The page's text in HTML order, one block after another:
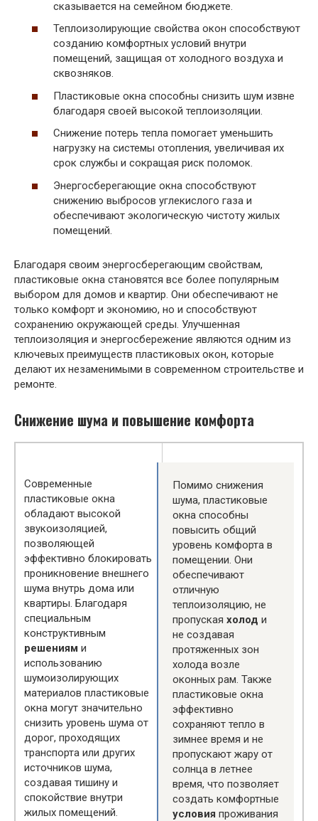
сказывается на семейном бюджете.
Теплоизолирующие свойства окон способствуют
созданию комфортных условий внутри
помещений, защищая от холодного воздуха и
сквозняков.
Пластиковые окна способны снизить шум извне
благодаря своей высокой теплоизоляции.
Снижение потерь тепла помогает уменьшить
нагрузку на системы отопления, увеличивая их
срок службы и сокращая риск поломок.
Энергосберегающие окна способствуют
снижению выбросов углекислого газа и
обеспечивают экологическую чистоту жилых
помещений.
Благодаря своим энергосберегающим свойствам,
пластиковые окна становятся все более популярным
выбором для домов и квартир. Они обеспечивают не
только комфорт и экономию, но и способствуют
сохранению окружающей среды. Улучшенная
теплоизоляция и энергосбережение являются одним из
ключевых преимуществ пластиковых окон, которые
делают их незаменимыми в современном строительстве и
ремонте.
Снижение шума и повышение комфорта
Современные
пластиковые окна
обладают высокой
звукоизоляцией,
позволяющей
эффективно блокировать
проникновение внешнего
шума внутрь дома или
квартиры. Благодаря
специальным
конструктивным
решениям и
использованию
шумоизолирующих
материалов пластиковые
окна могут значительно
снизить уровень шума от
дорог, проходящих
транспорта или других
источников шума,
создавая тишину и
спокойствие внутри
жилых помещений.
Помимо снижения
шума, пластиковые
окна способны
повысить общий
уровень комфорта в
помещении. Они
обеспечивают
отличную
теплоизоляцию, не
пропуская холод и
не создавая
протяженных зон
холода возле
оконных рам. Также
пластиковые окна
эффективно
сохраняют тепло в
зимнее время и не
пропускают жару от
солнца в летнее
время, что позволяет
создать комфортные
условия проживания